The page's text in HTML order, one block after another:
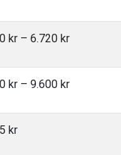
kr – 6.720 kr
kr – 9.600 kr
kr